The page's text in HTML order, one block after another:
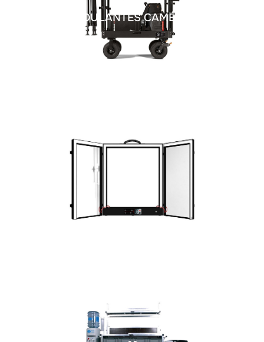
ROULANTES CAMÉRA